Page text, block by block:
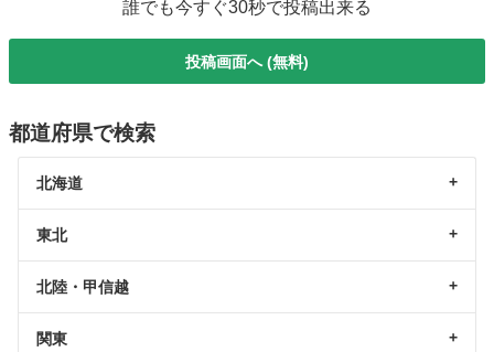
誰でも今すぐ30秒で投稿出来る
投稿画面へ (無料)
都道府県で検索
北海道
東北
北陸・甲信越
関東